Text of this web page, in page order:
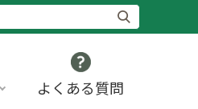
よくある質問